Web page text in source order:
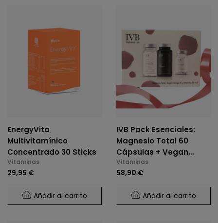
EnergyVita
Multivitamínico
Concentrado 30 Sticks
Vitaminas
29,95 €
Añadir al carrito
IVB Pack Esenciales:
Magnesio Total 60
Cápsulas + Vegan
Omega 3+ 60 Cápsulas
+ Vitamina D3+K2 60
Vitaminas
58,90 €
Añadir al carrito